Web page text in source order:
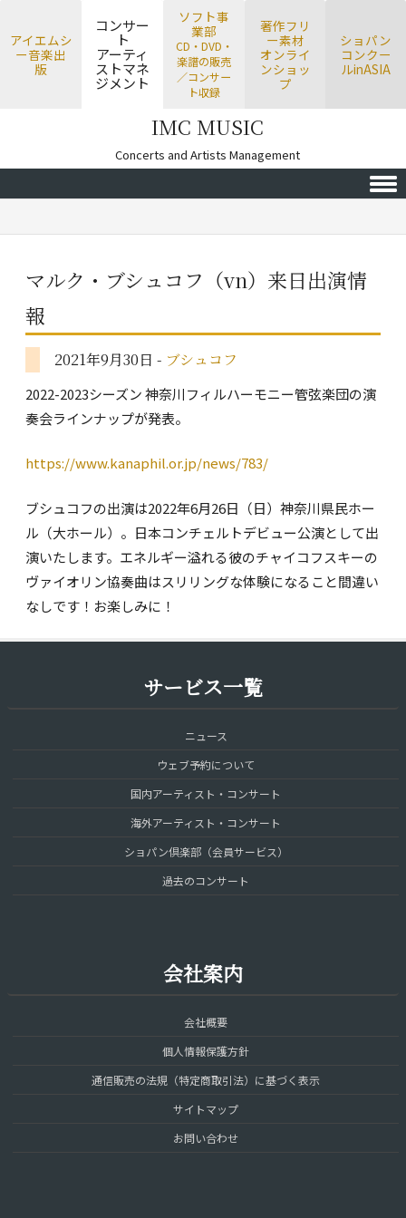
アイエムシ
ー音楽出
版
コンサー
ト
アーティ
ストマネ
ジメント
ソフト事
業部
CD・DVD・
楽譜の販売
／コンサー
ト収録
著作フリ
ー素材
オンライ
ンショッ
プ
ショパン
コンクー
ルinASIA
IMC MUSIC
Concerts and Artists Management
マルク・ブシュコフ（vn）来日出演情
報
2021年9月30日 - ブシュコフ
2022-2023シーズン 神奈川フィルハーモニー管弦楽団の演
奏会ラインナップが発表。
https://www.kanaphil.or.jp/news/783/
ブシュコフの出演は2022年6月26日（日）神奈川県民ホー
ル（大ホール）。日本コンチェルトデビュー公演として出
演いたします。エネルギー溢れる彼のチャイコフスキーの
ヴァイオリン協奏曲はスリリングな体験になること間違い
なしです！お楽しみに！
サービス一覧
ニュース
ウェブ予約について
国内アーティスト・コンサート
海外アーティスト・コンサート
ショパン倶楽部（会員サービス）
過去のコンサート
会社案内
会社概要
個人情報保護方針
通信販売の法規（特定商取引法）に基づく表示
サイトマップ
お問い合わせ